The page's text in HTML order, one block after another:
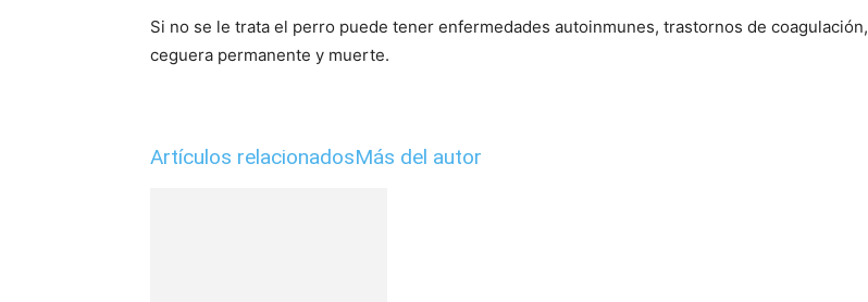
Si no se le trata el perro puede tener enfermedades autoinmunes, trastornos de coagulación,
ceguera permanente y muerte.
Artículos relacionadosMás del autor